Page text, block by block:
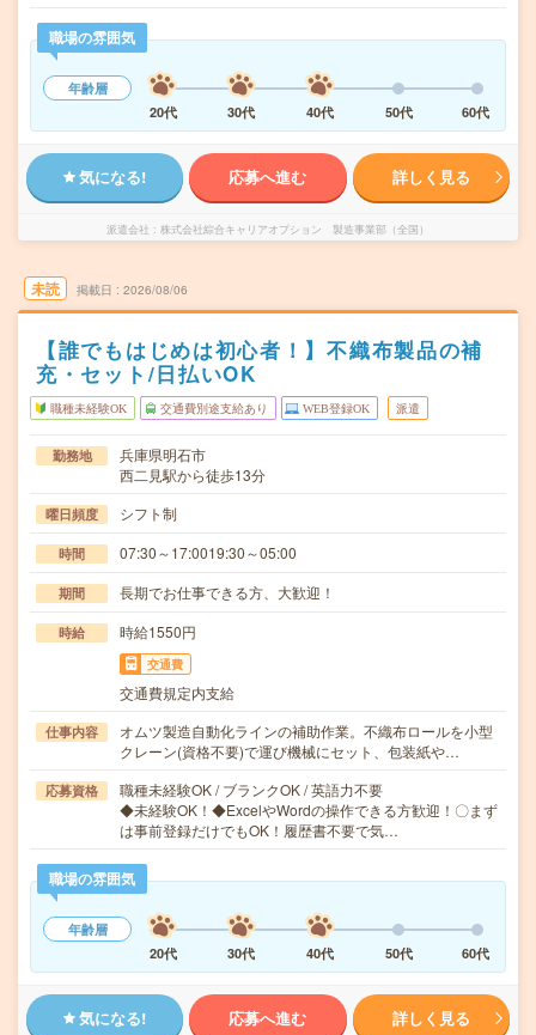
職場の雰囲気
年齢層
20代
30代 40代 50代 60代
気になる! 応募へ進む 詳しく見る
派遣会社 株式会社綜合キャリアオプション 製造事業部（全国）
未読 掲載日 2026/08/06
【誰でもはじめは初心者！】不織布製品の補
充・セット/日払いOK
職種未経験OK 交通費別途支給あり WEB登録OK 派遣
勤務地
兵庫県明石市
西二見駅から徒歩13分
曜日頻度 シフト制
時間 07:30～17:0019:30～05:00
期間 長期でお仕事できる方、大歓迎！
時給 時給1550円
交通費
交通費規定内支給
仕事内容
オムツ製造自動化ラインの補助作業。不織布ロールを小型
クレーン(資格不要)で運び機械にセット、包装紙や…
応募資格
職種未経験OK / ブランクOK / 英語力不要
◆未経験OK！◆ExcelやWordの操作できる方歓迎！〇まず
は事前登録だけでもOK！履歴書不要で気…
職場の雰囲気
年齢層
20代
30代 40代 50代 60代
気になる! 応募へ進む 詳しく見る